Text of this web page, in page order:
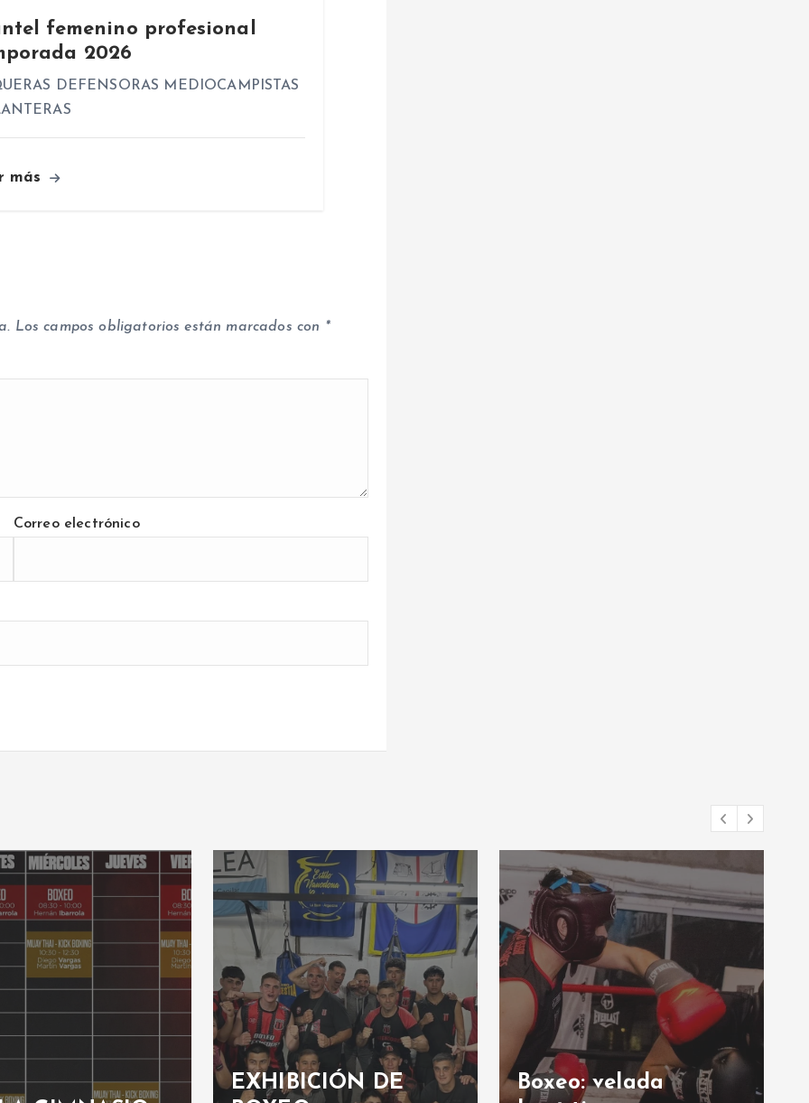
femenino profesional
2026
DEFENSORAS MEDIOCAMPISTAS
más
Los campos obligatorios están marcados con *
Correo electrónico
EXHIBICIÓN DE
Boxeo: velada